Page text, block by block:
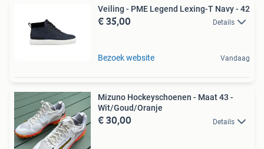
Veiling - PME Legend Lexing-T Navy - 42
€ 35,00 Details
Bezoek website Vandaag
Mizuno Hockeyschoenen - Maat 43 -
Wit/Goud/Oranje
€ 30,00 Details